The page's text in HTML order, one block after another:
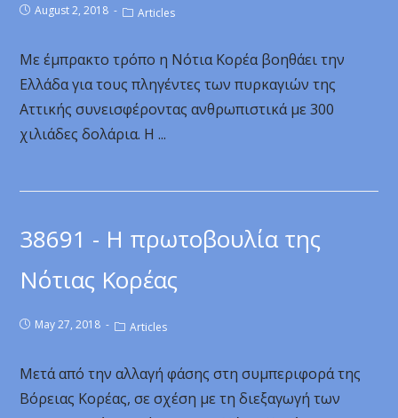
August 2, 2018 Articles
Με έμπρακτο τρόπο η Νότια Κορέα βοηθάει την
Ελλάδα για τους πληγέντες των πυρκαγιών της
Αττικής συνεισφέροντας ανθρωπιστικά με 300
χιλιάδες δολάρια. Η ...
38691 - Η πρωτοβουλία της
Νότιας Κορέας
May 27, 2018 Articles
Μετά από την αλλαγή φάσης στη συμπεριφορά της
Βόρειας Κορέας, σε σχέση με τη διεξαγωγή των